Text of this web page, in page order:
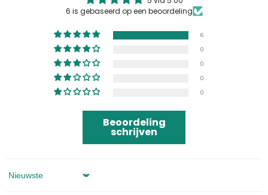
6 is gebaseerd op een beoordeling
6
0
0
0
0
Beoordeling
schrijven
Sorteren Op